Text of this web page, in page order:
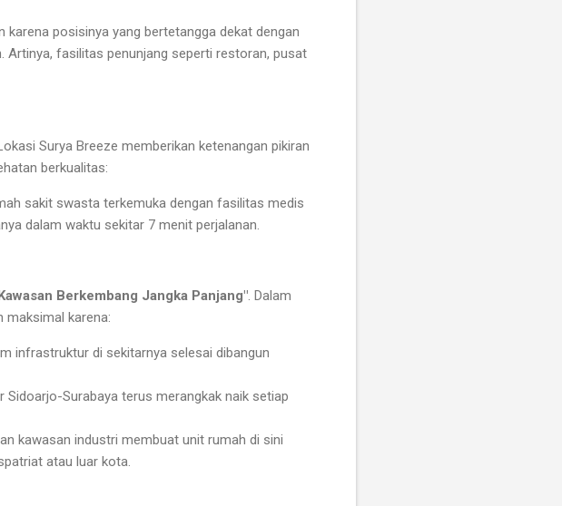
karena posisinya yang bertetangga dekat dengan
Artinya, fasilitas penunjang seperti restoran, pusat
Surya Breeze memberikan ketenangan pikiran
berkualitas:
sakit swasta terkemuka dengan fasilitas medis
dalam waktu sekitar 7 menit perjalanan.
Berkembang Jangka Panjang" . Dalam
maksimal karena:
infrastruktur di sekitarnya selesai dibangun
Sidoarjo-Surabaya terus merangkak naik setiap
kawasan industri membuat unit rumah di sini
atau luar kota.